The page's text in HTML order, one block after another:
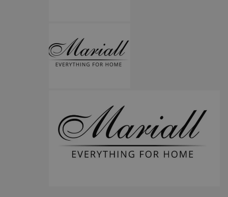
funkcji strony internetowej, takich jak logowanie użytkownika i
zarządzanie kontem. Bez niezbędnych plików cookie nie można
prawidłowo korzystać ze strony internetowej.
QeSessID orzesze.com.pl